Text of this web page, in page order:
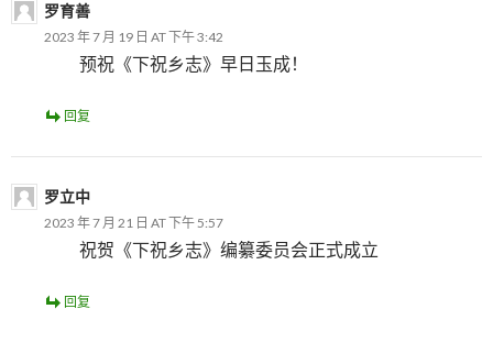
罗育善
2023 年 7 月 19 日 AT 下午 3:42
预祝《下祝乡志》早日玉成！
回复
罗立中
2023 年 7 月 21 日 AT 下午 5:57
祝贺《下祝乡志》编纂委员会正式成立
回复